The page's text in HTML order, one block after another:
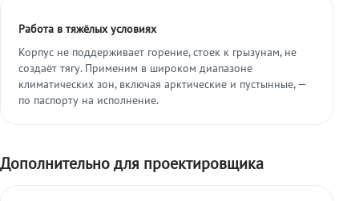
Работа в тяжёлых условиях
Корпус не поддерживает горение, стоек к грызунам, не
создаёт тягу. Применим в широком диапазоне
климатических зон, включая арктические и пустынные, —
по паспорту на исполнение.
Дополнительно для проектировщика